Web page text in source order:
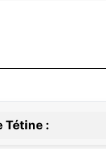
Tétine :